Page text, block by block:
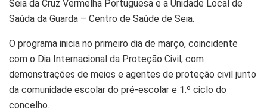
Seia da Cruz Vermelha Portuguesa e a Unidade Local de
Saúda da Guarda – Centro de Saúde de Seia.
O programa inicia no primeiro dia de março, coincidente
com o Dia Internacional da Proteção Civil, com
demonstrações de meios e agentes de proteção civil junto
da comunidade escolar do pré-escolar e 1.º ciclo do
concelho.